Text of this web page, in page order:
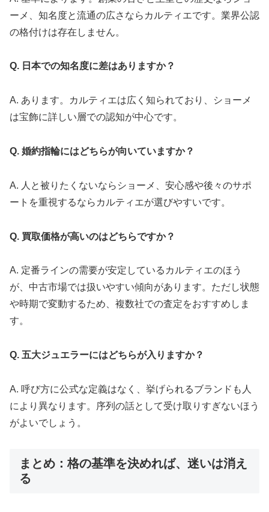
ーメ、知名度と流通の広さならカルティエです。業界公認
の格付けは存在しません。
Q. 日本での知名度に差はありますか？
A. あります。カルティエは広く知られており、ショーメ
は宝飾に詳しい層での認知が中心です。
Q. 婚約指輪にはどちらが向いていますか？
A. 人と被りたくないならショーメ、安心感や後々のサポ
ートを重視するならカルティエが選びやすいです。
Q. 買取価格が高いのはどちらですか？
A. 定番ラインの需要が安定しているカルティエのほう
が、中古市場では扱いやすい傾向があります。ただし状態
や時期で変動するため、複数社での査定をおすすめしま
す。
Q. 五大ジュエラーにはどちらが入りますか？
A. 呼び方に公式な定義はなく、挙げられるブランドも人
により異なります。序列の話として受け取りすぎないほう
がよいでしょう。
まとめ：格の基準を決めれば、迷いは消え
る